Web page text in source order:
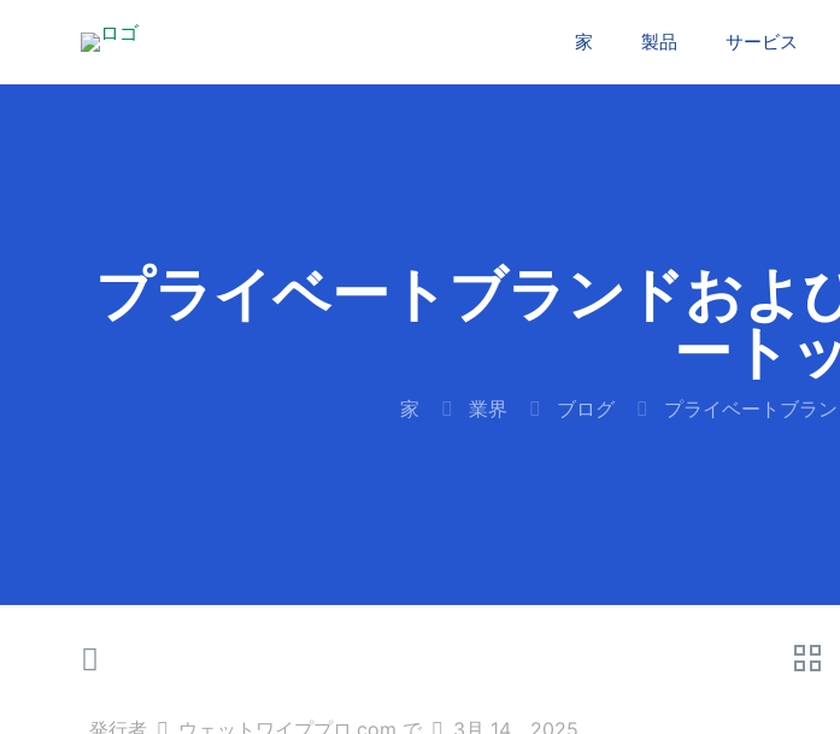
家 製品 サービス
プライベートブランドおよ
ート
家 業界 ブログ プライベートブラ
発行者 ウェットワイププロ.com で 3月 14、2025